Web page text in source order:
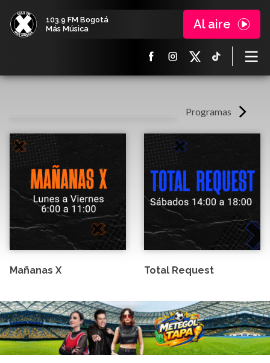
103.9 FM Bogotá
Más Música
Al aire
Programas
Mañanas X Total Request